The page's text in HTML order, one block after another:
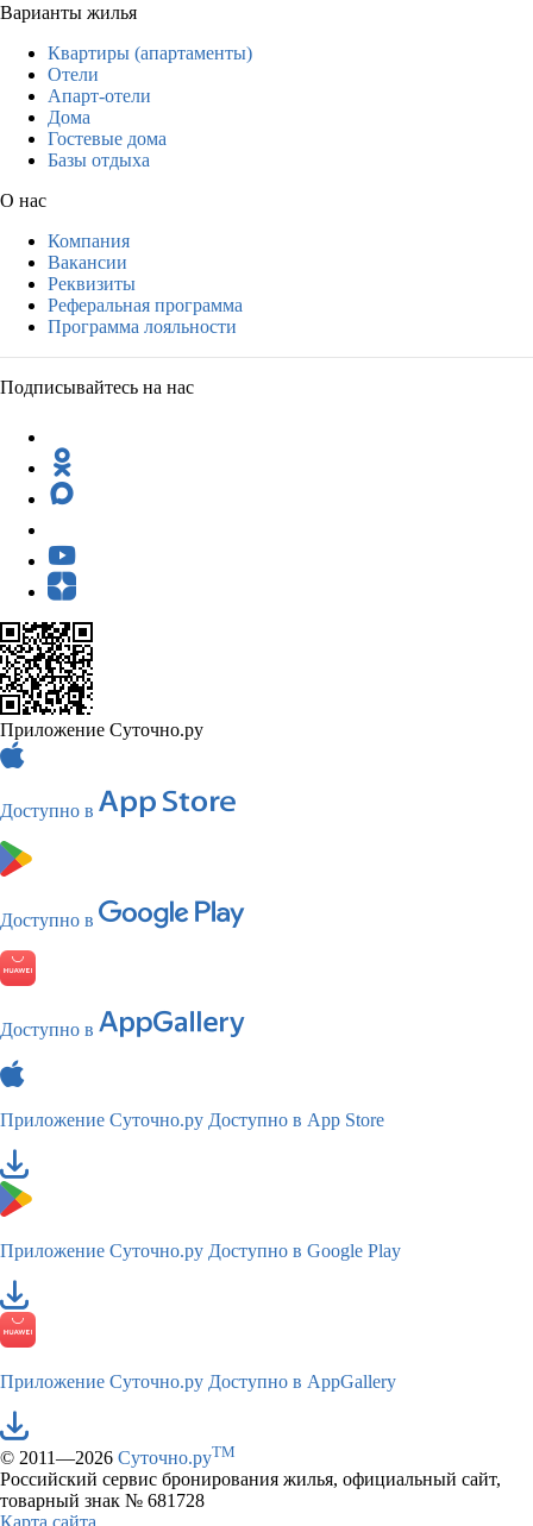
Варианты жилья
Квартиры (апартаменты)
Отели
Апарт-отели
Дома
Гостевые дома
Базы отдыха
О нас
Компания
Вакансии
Реквизиты
Реферальная программа
Программа лояльности
Подписывайтесь на нас
Приложение Суточно.ру
Доступно в
Доступно в
Доступно в
Приложение Суточно.ру Доступно в App Store
Приложение Суточно.ру Доступно в Google Play
Приложение Суточно.ру Доступно в AppGallery
© 2011—2026 Суточно.руTM
Российский сервис бронирования жилья, официальный сайт,
товарный знак № 681728